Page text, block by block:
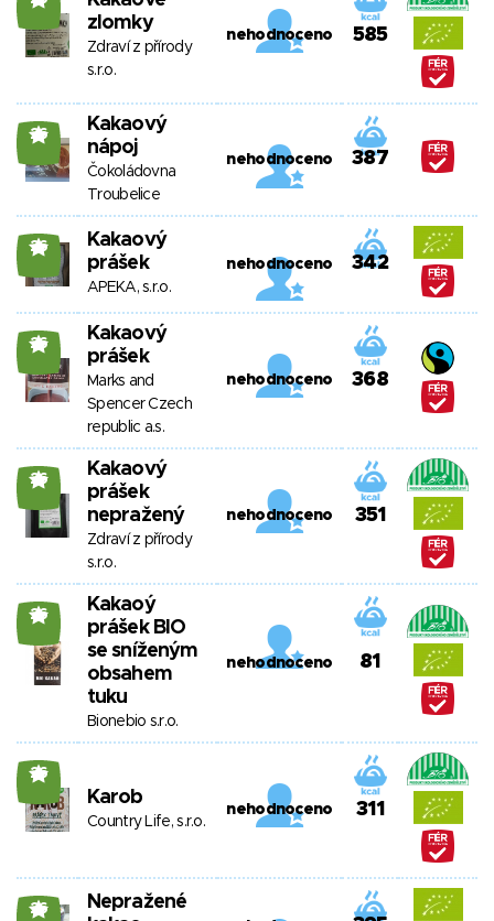
zlomky
Zdraví z přírody
s.r.o.
nehodnoceno 585
26
Kakaový
nápoj
Čokoládovna
Troubelice
nehodnoceno 387
26
Kakaový
prášek
APEKA, s.r.o.
nehodnoceno 342
26
Kakaový
prášek
Marks and
Spencer Czech
republic a.s.
nehodnoceno 368
26
Kakaový
prášek
nepražený
Zdraví z přírody
s.r.o.
nehodnoceno 351
26
Kakaoý
prášek BIO
se sníženým
obsahem
tuku
Bionebio s.r.o.
nehodnoceno 81
26
Karob
Country Life, s.r.o.
nehodnoceno 311
26
Nepražené